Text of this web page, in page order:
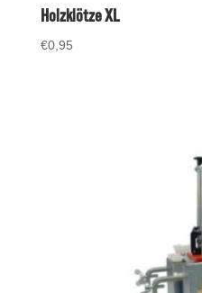
Holzklötze XL
€0,95